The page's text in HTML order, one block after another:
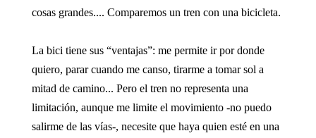
cosas grandes.... Comparemos un tren con una bicicleta.
La bici tiene sus “ventajas”: me permite ir por donde
quiero, parar cuando me canso, tirarme a tomar sol a
mitad de camino... Pero el tren no representa una
limitación, aunque me limite el movimiento -no puedo
salirme de las vías-, necesite que haya quien esté en una